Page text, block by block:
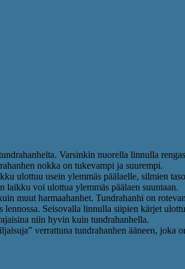
Varsinkin nuorella linnulla
nokka on tukevampi ja suurempi.
ulottuu usein ylemmäs päälaelle, silmien
laikku voi ulottua ylemmäs päälaen suuntaan.
muut harmaahanhet. Tundrahanhi on
Seisovalla linnulla siipien kärjet
niin hyvin kuin tundrahanhella.
verrattuna tundrahanhen ääneen, joka